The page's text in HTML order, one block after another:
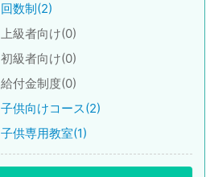
回数制(2)
上級者向け(0)
初級者向け(0)
給付金制度(0)
子供向けコース(2)
子供専用教室(1)